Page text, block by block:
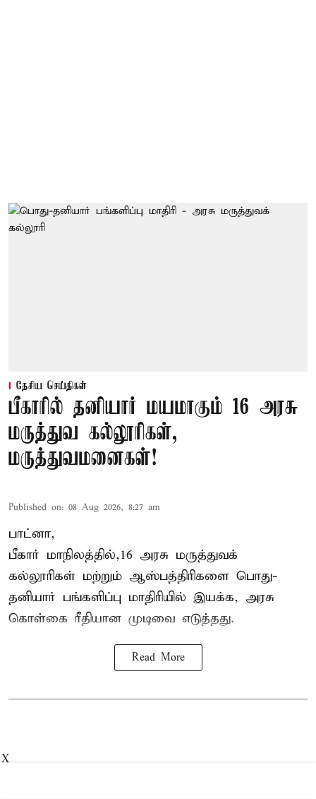
தேசிய செய்திகள்
பீகாரில் தனியார் மயமாகும் 16 அரசு
மருத்துவ கல்லூரிகள்,
மருத்துவமனைகள்!
Published on: 08 Aug 2026, 8:27 am
பாட்னா,
பீகார் மாநிலத்தில்,16 அரசு மருத்துவக்
கல்லூரிகள் மற்றும் ஆஸ்பத்திரிகளை பொது-
தனியார் பங்களிப்பு மாதிரியில் இயக்க, அரசு
கொள்கை ரீதியான முடிவை எடுத்தது.
Read More
X